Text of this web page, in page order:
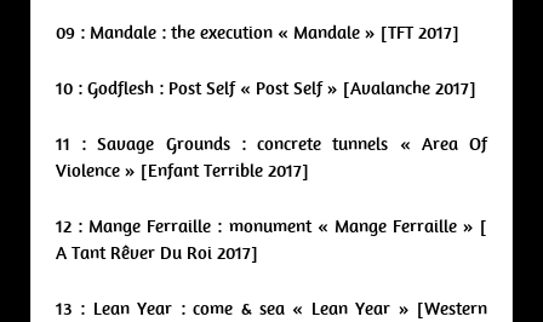
09 : Mandale : the execution « Mandale » [TFT 2017]
10 : Godflesh : Post Self « Post Self » [Avalanche 2017]
11 : Savage Grounds : concrete tunnels « Area Of
Violence » [Enfant Terrible 2017]
12 : Mange Ferraille : monument « Mange Ferraille » [
A Tant Rêver Du Roi 2017]
13 : Lean Year : come & sea « Lean Year » [Western